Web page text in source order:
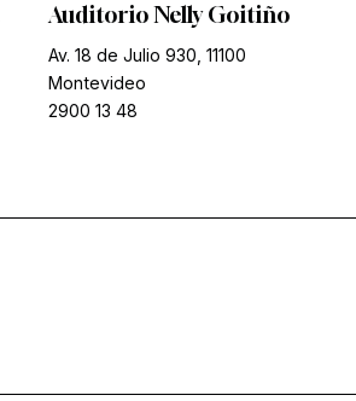
Auditorio Nelly Goitiño
Av. 18 de Julio 930, 11100
Montevideo
2900 13 48